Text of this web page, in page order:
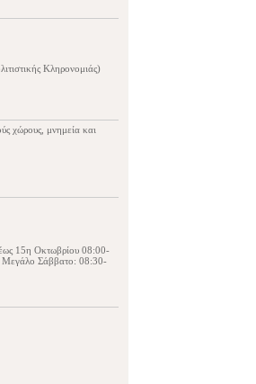
Κληρονομιάς)
χώρους, μνημεία και
15η Οκτωβρίου 08:00-
Σάββατο: 08:30-